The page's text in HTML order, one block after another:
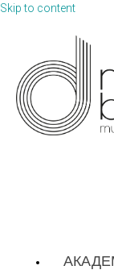
Skip to content